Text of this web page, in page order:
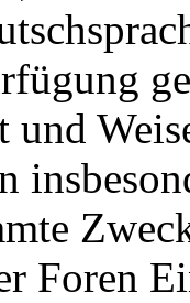
und
Foren